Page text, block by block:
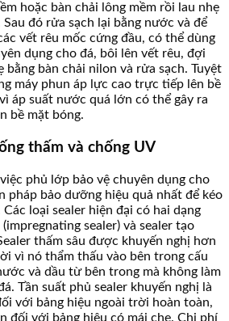
hoặc bàn chải lông mềm rồi lau nhẹ
đó rửa sạch lại bằng nước và để
vết rêu mốc cứng đầu, có thể dùng
dụng cho đá, bôi lên vết rêu, đợi
bàn chải nilon và rửa sạch. Tuyệt
máy phun áp lực cao trực tiếp lên bề
áp suất nước quá lớn có thể gây ra
bề mặt bóng.
thấm và chống UV
phủ lớp bảo vệ chuyên dụng cho
pháp bảo dưỡng hiệu quả nhất để kéo
loại sealer hiện đại có hai dạng
sealer) và sealer tạo
thấm sâu được khuyến nghị hơn
vì nó thẩm thấu vào bên trong cấu
và dầu từ bên trong mà không làm
Tần suất phủ sealer khuyến nghị là
với bảng hiệu ngoài trời hoàn toàn,
đối với bảng hiệu có mái che. Chi phí